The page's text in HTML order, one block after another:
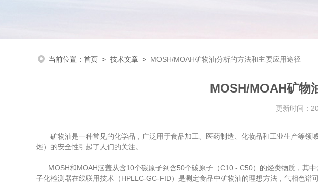
当前位置： 首页 > 技术文章 > MOSH/MOAH矿物油分析的方法和主要应用途径
MOSH/MOAH矿物
更新时间：
矿物油是一种常见的化学品，广泛用于食品加工、医药制造、化妆品和工业生产等领
烴）的安全性引起了人们的关注。
MOSH和MOAH涵盖从含10个碳原子到含50个碳原子（C10 - C50）的烃类物质，其
子化检测器在线联用技术（HPLLC-GC-FID）是测定食品中矿物油的理想方法，气相色谱